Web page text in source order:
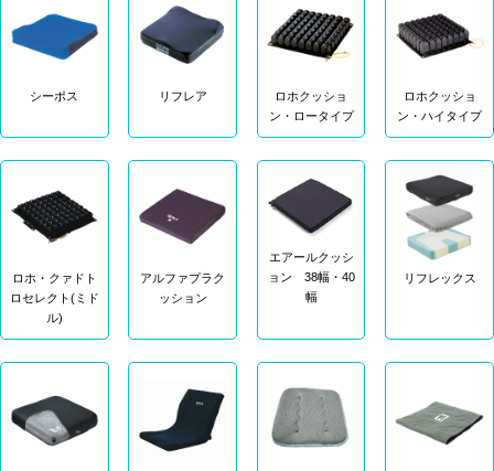
シーポス リフレア
ロホクッショ
ン・ロータイプ
ロホクッショ
ン・ハイタイプ
ロホ・クァドト
ロセレクト(ミド
ル)
アルファプラク
ッション
エアールクッシ
ョン 38幅・40
幅
リフレックス